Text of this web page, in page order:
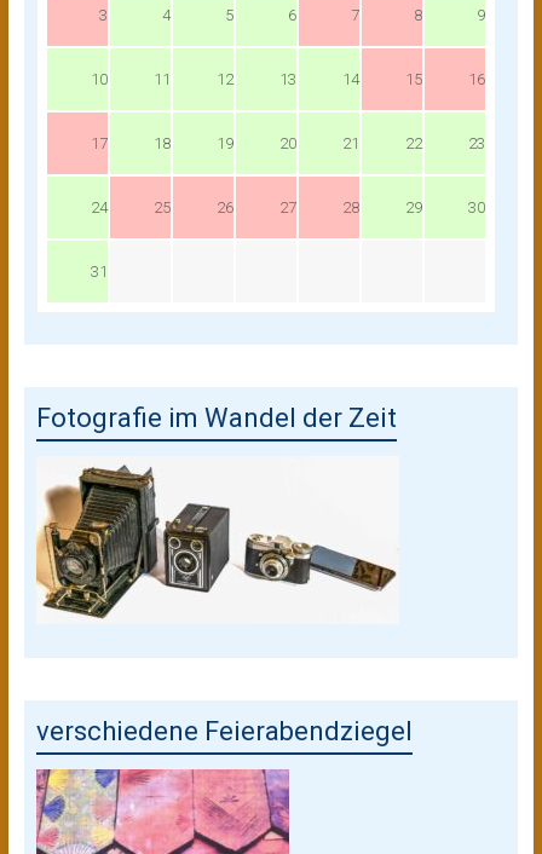
3 4 5 6 7 8 9
10 11 12 13 14 15 16
17 18 19 20 21 22 23
24 25 26 27 28 29 30
31
Fotografie im Wandel der Zeit
verschiedene Feierabendziegel